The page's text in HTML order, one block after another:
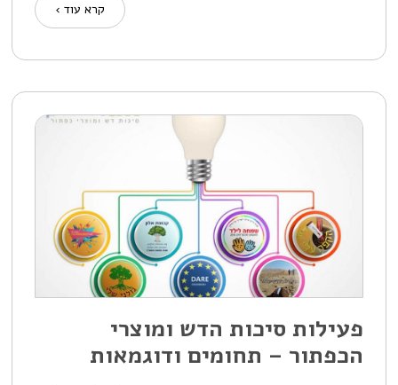
קרא עוד ›
פעילות סיכות הדש ומוצרי
הכפתור – תחומים ודוגמאות